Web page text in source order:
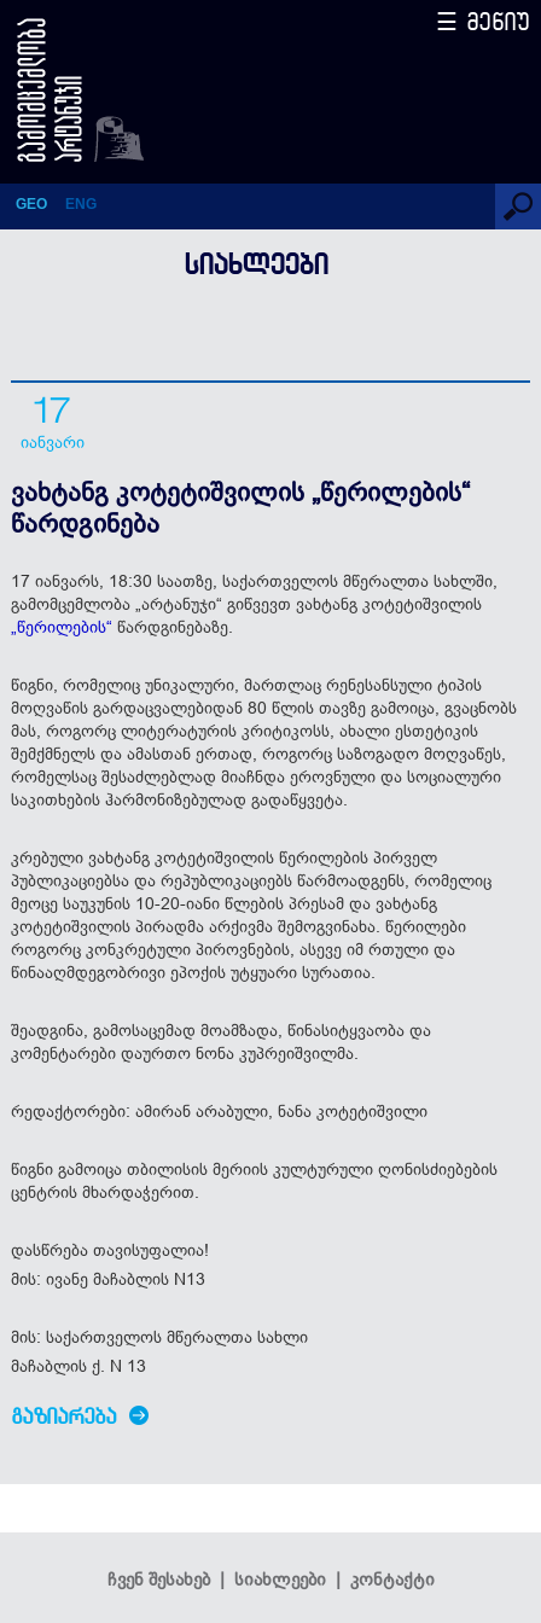
ვახტანგ კოტეტიშვილის
„წერილების“ წარდგინება
GEO ENG
☰ მენიუ
ᲡᲘᲐᲮᲚᲔᲔᲑᲘ
17
იანვარი
ვახტანგ კოტეტიშვილის „წერილების“
წარდგინება
17 იანვარს, 18:30 საათზე, საქართველოს მწერალთა სახლში,
გამომცემლობა „არტანუჯი“ გიწვევთ ვახტანგ კოტეტიშვილის
„წერილების“ წარდგინებაზე.
წიგნი, რომელიც უნიკალური, მართლაც რენესანსული ტიპის
მოღვაწის გარდაცვალებიდან 80 წლის თავზე გამოიცა, გვაცნობს
მას, როგორც ლიტერატურის კრიტიკოსს, ახალი ესთეტიკის
შემქმნელს და ამასთან ერთად, როგორც საზოგადო მოღვაწეს,
რომელსაც შესაძლებლად მიაჩნდა ეროვნული და სოციალური
საკითხების ჰარმონიზებულად გადაწყვეტა.
კრებული ვახტანგ კოტეტიშვილის წერილების პირველ
პუბლიკაციებსა და რეპუბლიკაციებს წარმოადგენს, რომელიც
მეოცე საუკუნის 10-20-იანი წლების პრესამ და ვახტანგ
კოტეტიშვილის პირადმა არქივმა შემოგვინახა. წერილები
როგორც კონკრეტული პიროვნების, ასევე იმ რთული და
წინააღმდეგობრივი ეპოქის უტყუარი სურათია.
შეადგინა, გამოსაცემად მოამზადა, წინასიტყვაობა და
კომენტარები დაურთო ნონა კუპრეიშვილმა.
რედაქტორები: ამირან არაბული, ნანა კოტეტიშვილი
წიგნი გამოიცა თბილისის მერიის კულტურული ღონისძიებების
ცენტრის მხარდაჭერით.
დასწრება თავისუფალია!
მის: ივანე მაჩაბლის N13
მის: საქართველოს მწერალთა სახლი
მაჩაბლის ქ. N 13
ᲒᲐᲖᲘᲐᲠᲔᲑᲐ
ჩვენ შესახებ| სიახლეები| კონტაქტი